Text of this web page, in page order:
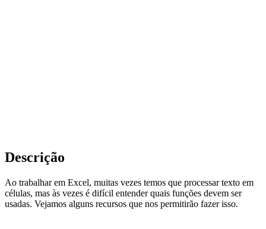
Descrição
Ao trabalhar em Excel, muitas vezes temos que processar texto em
células, mas às vezes é difícil entender quais funções devem ser
usadas. Vejamos alguns recursos que nos permitirão fazer isso.